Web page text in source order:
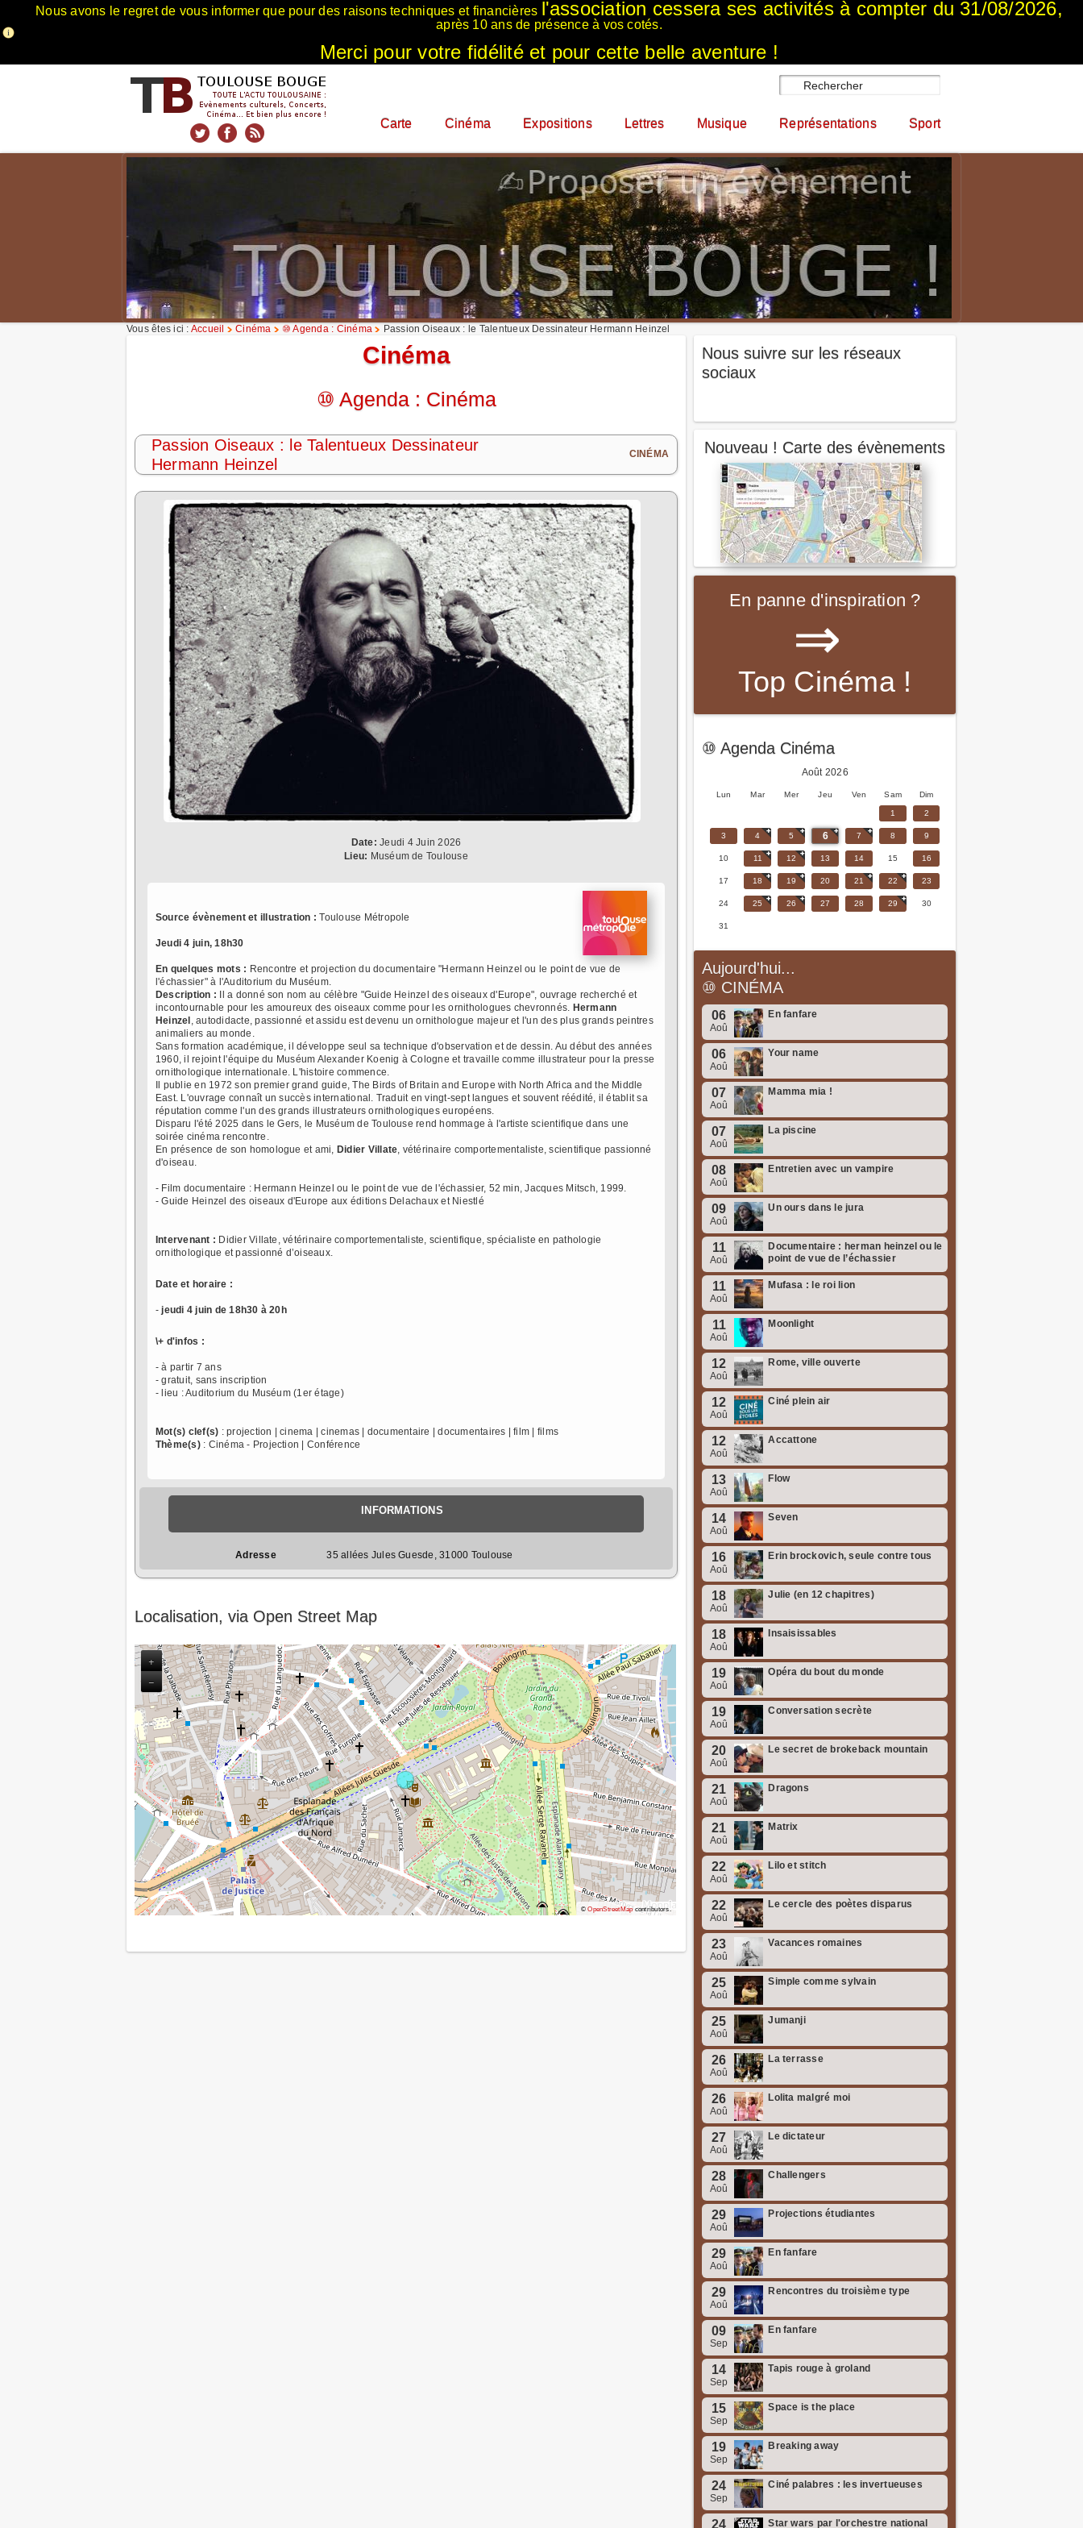
Nous avons le regret de vous informer que pour des raisons techniques et financières l'association cessera ses activités à compter du 31/08/2026,
après 10 ans de présence à vos cotés.
Merci pour votre fidélité et pour cette belle aventure !
Carte Cinéma Expositions Lettres Musique Représentations Sport
Vous êtes ici : Accueil Cinéma ⑩ Agenda : Cinéma Passion Oiseaux : le Talentueux Dessinateur Hermann Heinzel
Cinéma
⑩ Agenda : Cinéma
Passion Oiseaux : le Talentueux Dessinateur
Hermann Heinzel
CINÉMA
Date: Jeudi 4 Juin 2026
Lieu: Muséum de Toulouse
Source évènement et illustration : Toulouse Métropole
Jeudi 4 juin, 18h30
En quelques mots : Rencontre et projection du documentaire "Hermann Heinzel ou le point de vue de
l'échassier" à l'Auditorium du Muséum.
Description : Il a donné son nom au célèbre "Guide Heinzel des oiseaux d'Europe", ouvrage recherché et
incontournable pour les amoureux des oiseaux comme pour les ornithologues chevronnés. Hermann
Heinzel , autodidacte, passionné et assidu est devenu un ornithologue majeur et l'un des plus grands peintres
animaliers au monde.
Sans formation académique, il développe seul sa technique d'observation et de dessin. Au début des années
1960, il rejoint l'équipe du Muséum Alexander Koenig à Cologne et travaille comme illustrateur pour la presse
ornithologique internationale. L'histoire commence.
Il publie en 1972 son premier grand guide, The Birds of Britain and Europe with North Africa and the Middle
East. L'ouvrage connaît un succès international. Traduit en vingt-sept langues et souvent réédité, il établit sa
réputation comme l'un des grands illustrateurs ornithologiques européens.
Disparu l'été 2025 dans le Gers, le Muséum de Toulouse rend hommage à l'artiste scientifique dans une
soirée cinéma rencontre.
En présence de son homologue et ami, Didier Villate, vétérinaire comportementaliste, scientifique passionné
d'oiseau.
- Film documentaire : Hermann Heinzel ou le point de vue de l'échassier, 52 min, Jacques Mitsch, 1999.
- Guide Heinzel des oiseaux d'Europe aux éditions Delachaux et Niestlé
Intervenant : Didier Villate, vétérinaire comportementaliste, scientifique, spécialiste en pathologie
ornithologique et passionné d’oiseaux.
Date et horaire :
-jeudi 4 juin de 18h30 à 20h
\+ d'infos :
- à partir 7 ans
- gratuit, sans inscription
- lieu : Auditorium du Muséum (1er étage)
Mot(s) clef(s) : projection | cinema | cinemas | documentaire | documentaires | film | films
Thème(s): Cinéma - Projection | Conférence
INFORMATIONS
Adresse 35 allées Jules Guesde, 31000 Toulouse
Localisation, via Open Street Map
+
−
©OpenStreetMapcontributors.
Nous suivre sur les réseaux
sociaux
Nouveau ! Carte des évènements
En panne d'inspiration ?
⇒
Top Cinéma !
⑩ Agenda Cinéma
Août 2026
Lun Mar Mer Jeu Ven Sam Dim
1 2
3 4 5 6 7 8 9
10 11 12 13 14 15 16
17 18 19 20 21 22 23
24 25 26 27 28 29 30
31
Aujourd'hui...
⑩ CINÉMA
06
Aoû
En fanfare
06
Aoû
Your name
07
Aoû
Mamma mia !
07
Aoû
La piscine
08
Aoû
Entretien avec un vampire
09
Aoû
Un ours dans le jura
11
Aoû
Documentaire : herman heinzel ou le
point de vue de l’échassier
11
Aoû
Mufasa : le roi lion
11
Aoû
Moonlight
12
Aoû
Rome, ville ouverte
12
Aoû
Ciné plein air
12
Aoû
Accattone
13
Aoû
Flow
14
Aoû
Seven
16
Aoû
Erin brockovich, seule contre tous
18
Aoû
Julie (en 12 chapitres)
18
Aoû
Insaisissables
19
Aoû
Opéra du bout du monde
19
Aoû
Conversation secrète
20
Aoû
Le secret de brokeback mountain
21
Aoû
Dragons
21
Aoû
Matrix
22
Aoû
Lilo et stitch
22
Aoû
Le cercle des poètes disparus
23
Aoû
Vacances romaines
25
Aoû
Simple comme sylvain
25
Aoû
Jumanji
26
Aoû
La terrasse
26
Aoû
Lolita malgré moi
27
Aoû
Le dictateur
28
Aoû
Challengers
29
Aoû
Projections étudiantes
29
Aoû
En fanfare
29
Aoû
Rencontres du troisième type
09
Sep
En fanfare
14
Sep
Tapis rouge à groland
15
Sep
Space is the place
19
Sep
Breaking away
24
Sep
Ciné palabres : les invertueuses
24 Star wars par l'orchestre national